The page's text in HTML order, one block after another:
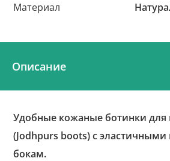
Материал
Описание
Удобные кожаные ботинки для
(Jodhpurs boots) с эластичными
бокам.